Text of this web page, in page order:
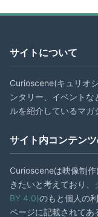
サイトについて
Curioscene(キュリオ
ンタリー、イベント
ルを紹介しているマガ
サイト内コンテン
Curiosceneは映像制
きたいと考えており、
BY 4.0)のもと個人の
ページに記載されてあ